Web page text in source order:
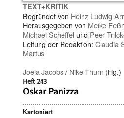
TEXT+KRITIK
Begründet von Heinz Ludwig
Herausgegeben von Meike
Michael Scheffel und Peer
Leitung der Redaktion: Claudia
Martus
Joela Jacobs/ Nike Thurn (Hg.)
Heft 243
Oskar Panizza
Kartoniert